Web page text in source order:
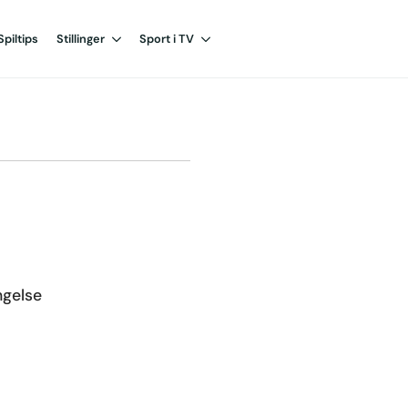
Stillinger Sport i TV